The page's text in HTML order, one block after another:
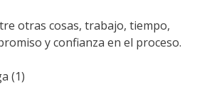
otras cosas, trabajo, tiempo,
y confianza en el proceso.